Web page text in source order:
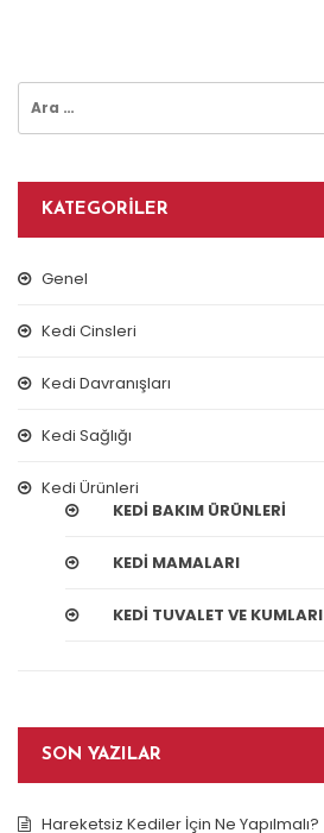
KATEGORILER
Genel
Kedi Cinsleri
Kedi Davranışları
Kedi Sağlığı
Kedi Ürünleri
KEDI BAKIM ÜRÜNLERI
KEDI MAMALARI
KEDI TUVALET VE KUMLARI
SON YAZILAR
Hareketsiz Kediler İçin Ne Yapılmalı?